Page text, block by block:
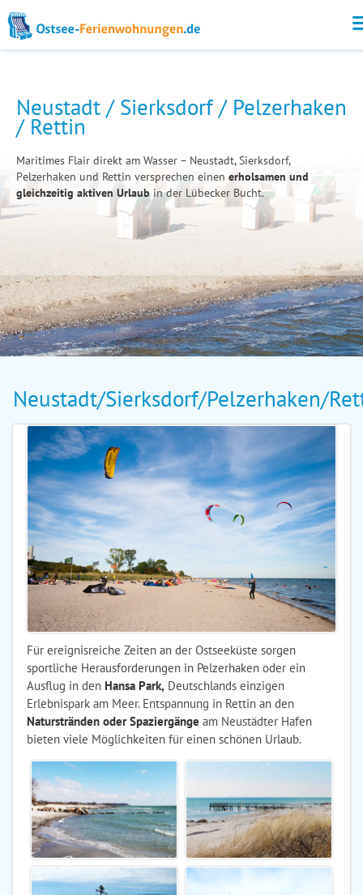
Neustadt / Sierksdorf / Pelzerhaken
/ Rettin
Maritimes Flair direkt am Wasser – Neustadt, Sierksdorf,
Pelzerhaken und Rettin versprechen einen erholsamen und
gleichzeitig aktiven Urlaubin der Lübecker Bucht.
Neustadt/Sierksdorf/Pelzerhaken/
Für ereignisreiche Zeiten an der Ostseeküste sorgen
sportliche Herausforderungen in Pelzerhaken oder ein
Ausflug in den Hansa Park, Deutschlands einzigen
Erlebnispark am Meer. Entspannung in Rettin an den
Naturstränden oder Spaziergänge am Neustädter Hafen
bieten viele Möglichkeiten für einen schönen Urlaub.